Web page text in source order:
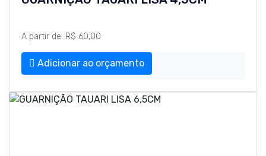
A partir de: R$ 60,00
Adicionar ao orçamento